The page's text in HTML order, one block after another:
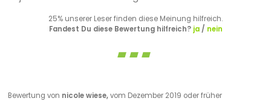
25% unserer Leser finden diese Meinung hilfreich.
Fandest Du diese Bewertung hilfreich? ja/ nein
Bewertung von nicole wiese,vom Dezember 2019 oder früher